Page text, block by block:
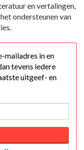
en vertalingen,
ondersteunen van
mailadres in en
tevens iedere
uitgeef- en